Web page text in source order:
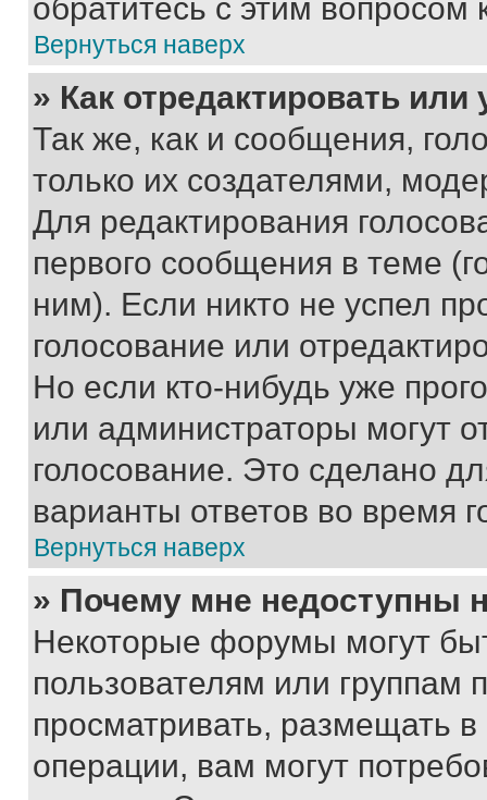
обратитесь с этим вопросом
Вернуться наверх
» Как отредактировать
Так же, как и сообщения,
только их создателями,
Для редактирования
первого сообщения в теме
ним). Если никто не успел
голосование или
Но если кто-нибудь уже
или администраторы могут
голосование. Это сделано
варианты ответов во время
Вернуться наверх
» Почему мне недоступны
Некоторые форумы могут
пользователям или группам
просматривать, размещать
операции, вам могут